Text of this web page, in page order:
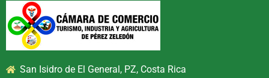
San Isidro de El General, PZ, Costa Rica